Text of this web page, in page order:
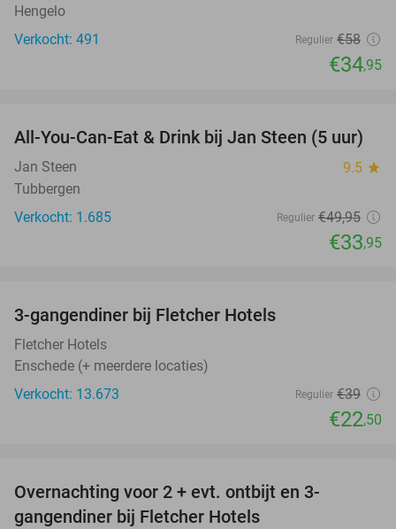
Hengelo
Verkocht: 491
Regulier €58
€34,95
32%
All-You-Can-Eat & Drink bij Jan Steen (5 uur)
Jan Steen 9.5 star
Tubbergen
Verkocht: 1.685
Regulier €49,95
€33,95
3-gangendiner bij Fletcher Hotels
Fletcher Hotels
Enschede (+ meerdere locaties)
Verkocht: 13.673
Regulier €39
€22,50
Overnachting voor 2 + evt. ontbijt en 3-
gangendiner bij Fletcher Hotels